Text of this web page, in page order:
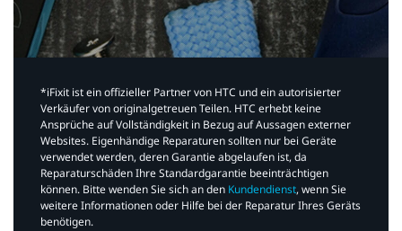
*iFixit ist ein offizieller Partner von HTC und ein autorisierter
Verkäufer von originalgetreuen Teilen. HTC erhebt keine
Ansprüche auf Vollständigkeit in Bezug auf Aussagen externer
Websites. Eigenhändige Reparaturen sollten nur bei Geräte
verwendet werden, deren Garantie abgelaufen ist, da
Reparaturschäden Ihre Standardgarantie beeinträchtigen
können. Bitte wenden Sie sich an den Kundendienst, wenn Sie
weitere Informationen oder Hilfe bei der Reparatur Ihres Geräts
benötigen.​